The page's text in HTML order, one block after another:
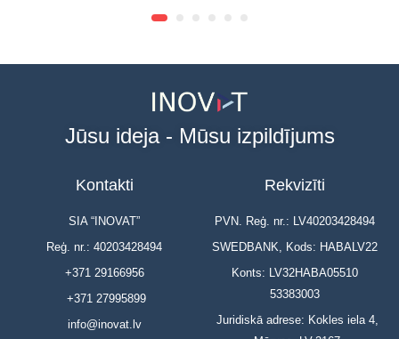
Jūsu ideja - Mūsu izpildījums
Kontakti
SIA “INOVAT”
Reģ. nr.: 40203428494
+371 29166956
+371 27995899
info@inovat.lv
Rekvizīti
PVN. Reģ. nr.: LV40203428494
SWEDBANK, Kods: HABALV22
Konts: LV32HABA05510
53383003
Juridiskā adrese: Kokles iela 4,